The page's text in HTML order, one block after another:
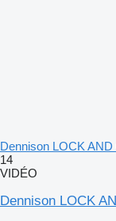
Dennison LOCK
14
VIDÉO
Dennison LOCK